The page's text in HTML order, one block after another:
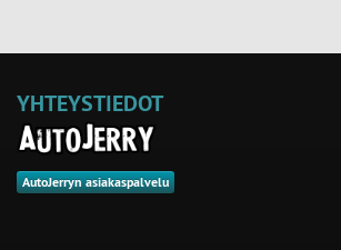
YHTEYSTIEDOT
AutoJerryn asiakaspalvelu